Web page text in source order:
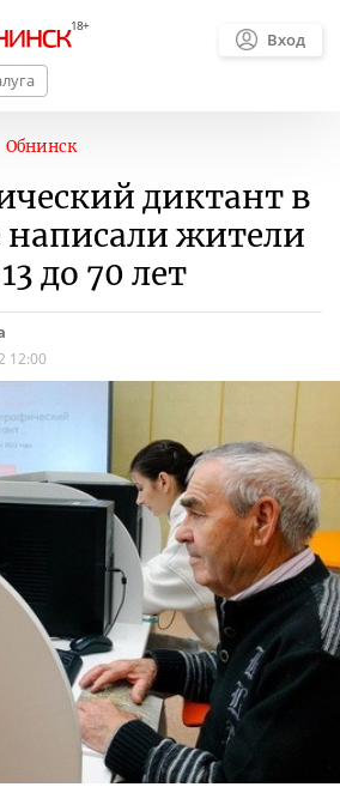
Вход
Обнинск
диктант в
написали жители
до 70 лет
12:00